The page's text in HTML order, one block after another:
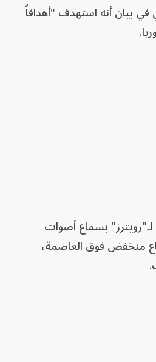
في بيان أنه استهدف "أهدافاً
بسماع أصوات
منخفض فوق العاصمة،